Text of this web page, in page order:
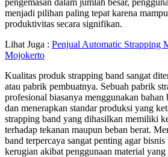
menjadi pilihan paling tepat karena
produktivitas secara signifikan.
Lihat Juga : Penjual Automatic Strapping
Mojokerto
Kualitas produk strapping band sangat
atau pabrik pembuatnya. Sebuah pabrik
profesional biasanya menggunakan
dan menerapkan standar produksi yang
strapping band yang dihasilkan memiliki
terhadap tekanan maupun beban berat.
band terpercaya sangat penting agar
kerugian akibat penggunaan material yang